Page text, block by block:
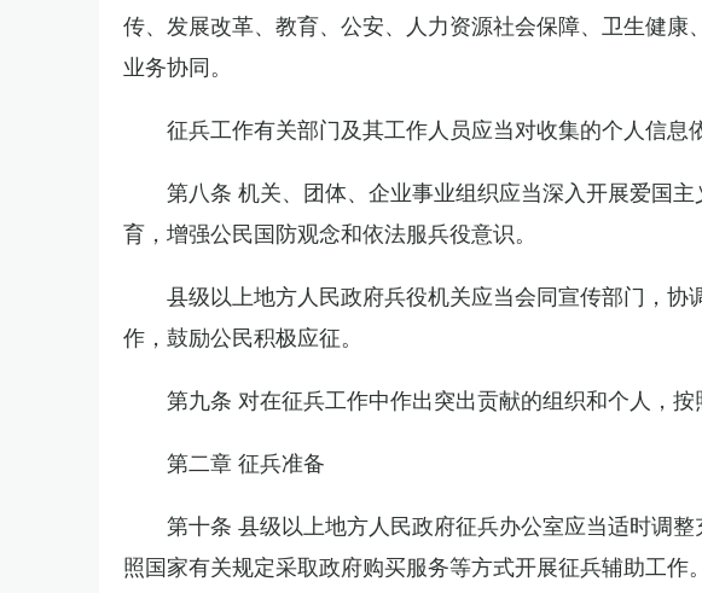
传、发展改革、教育、公安、人力资源社会保障、卫生健
业务协同。
征兵工作有关部门及其工作人员应当对收集的个人信息
第八条 机关、团体、企业事业组织应当深入开展爱国
育，增强公民国防观念和依法服兵役意识。
县级以上地方人民政府兵役机关应当会同宣传部门，
作，鼓励公民积极应征。
第九条 对在征兵工作中作出突出贡献的组织和个人，按
第二章 征兵准备
第十条 县级以上地方人民政府征兵办公室应当适时调
照国家有关规定采取政府购买服务等方式开展征兵辅助工作。